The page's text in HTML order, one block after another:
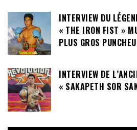
INTERVIEW DU
« THE IRON FIST »
PLUS GROS
INTERVIEW DE
« SAKAPETH SOR